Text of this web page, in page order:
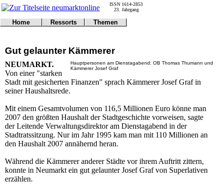
Gut gelaunter Kämmerer
Hauptpersonen am Dienstagabend: OB Thomas Thumann und
Kämmerer Josef Graf
NEUMARKT.
Von einer "starken
Stadt mit gesicherten Finanzen" sprach Kämmerer Josef Graf in
seiner Haushaltsrede.
Mit einem Gesamtvolumen von 116,5 Millionen Euro könne man
2007 den größten Haushalt der Stadtgeschichte vorweisen, sagte
der Leitende Verwaltungsdirektor am Dienstagabend in der
Stadtratssitzung. Nur im Jahr 1995 kam man mit 110 Millionen an
den Haushalt 2007 annähernd heran.
Während die Kämmerer anderer Städte vor ihrem Auftritt zittern,
konnte in Neumarkt ein gut gelaunter Josef Graf von Superlativen
erzählen.
ISSN 1614-2853
23. Jahrgang
Home
Notfall
Impressum
Ressorts
Wirtschaft
Sport
Polizei
Wetter
Leser
Themen
Gericht
Gesundheit
Tipps
@NM
Freizeit
Leute
Tiere
Schule
Eilmeldungen